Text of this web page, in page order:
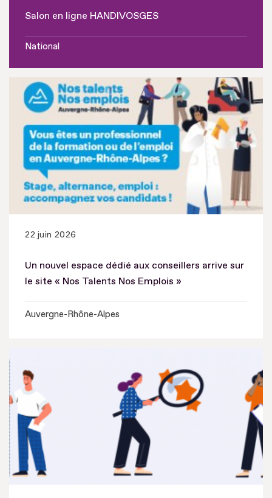
Salon en ligne HANDIVOSGES
National
22 juin 2026
Un nouvel espace dédié aux conseillers arrive sur
le site « Nos Talents Nos Emplois »
Auvergne-Rhône-Alpes